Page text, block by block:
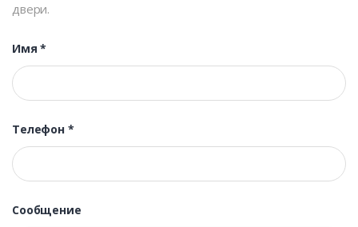
двери.
Имя*
Телефон *
Сообщение